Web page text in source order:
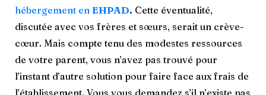
hébergement en EHPAD. Cette éventualité,
discutée avec vos frères et sœurs, serait un crève-
cœur. Mais compte tenu des modestes ressources
de votre parent, vous n’avez pas trouvé pour
l’instant d’autre solution pour faire face aux frais de
l’établissement. Vous vous demandez s’il n’existe pas